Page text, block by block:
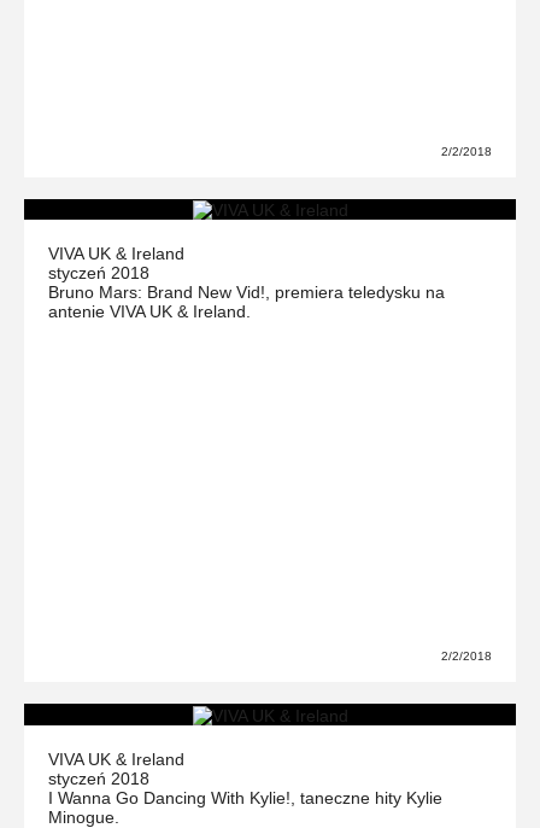
2/2/2018
VIVA UK & Ireland
styczeń 2018
Bruno Mars: Brand New Vid!, premiera teledysku na
antenie VIVA UK & Ireland.
2/2/2018
VIVA UK & Ireland
styczeń 2018
I Wanna Go Dancing With Kylie!, taneczne hity Kylie
Minogue.